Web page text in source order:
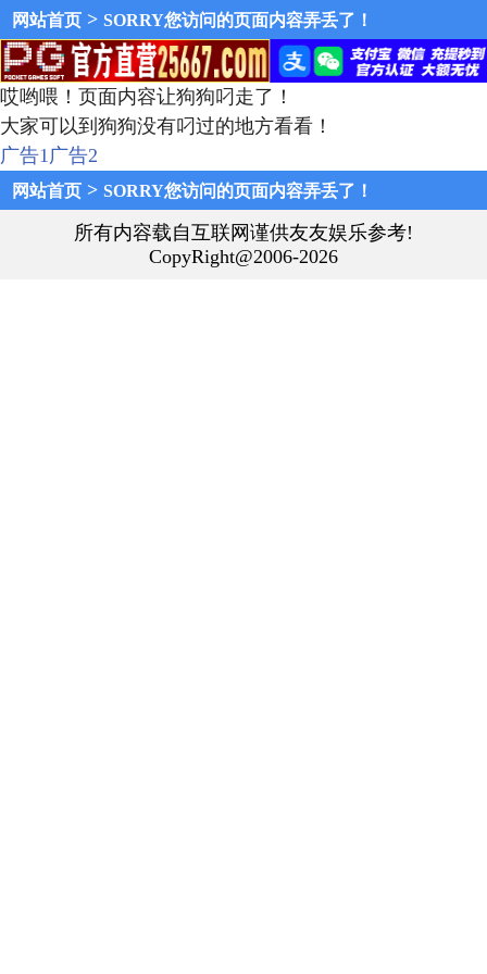
网站首页 > SORRY您访问的页面内容弄丢了！
哎哟喂！页面内容让狗狗叼走了！
大家可以到狗狗没有叼过的地方看看！
广告1广告2
网站首页 > SORRY您访问的页面内容弄丢了！
所有内容载自互联网谨供友友娱乐参考!
CopyRight@2006-2026